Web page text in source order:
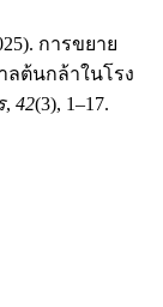
การขยาย
ต้นกล้าในโรง
, 42(3), 1–17.